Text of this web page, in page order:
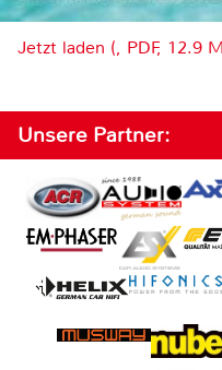
Jetzt laden (, PDF, 12.9
Unsere Partner: